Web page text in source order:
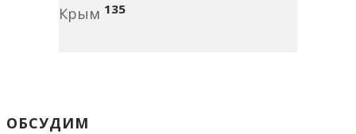
Крым 135
ОБСУДИМ